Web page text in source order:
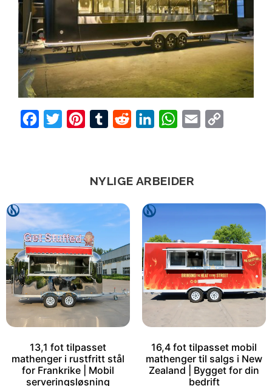
Facebook
Twitter Pinterest
Tumblr Reddit LinkedInWhatsApp
Email
NYLIGE ARBEIDER
13,1 fot tilpasset
mathenger i rustfritt stål
for Frankrike | Mobil
serveringsløsning
16,4 fot tilpasset mobil
mathenger til salgs i New
Zealand | Bygget for din
bedrift